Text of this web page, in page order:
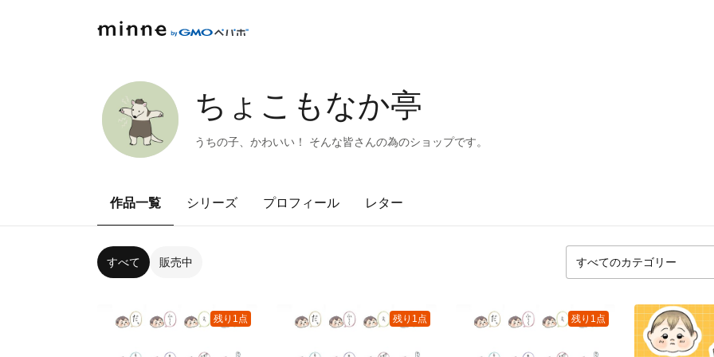
ちょこもなか亭
うちの子、かわいい！ そんな皆さんの為のショップです。
作品一覧 シリーズ プロフィール レター
すべて 販売中
残り1点 残り1点 残り1点